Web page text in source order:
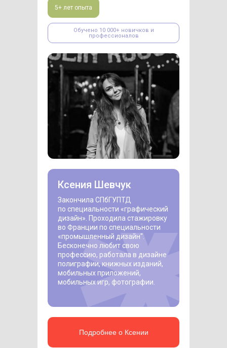
Закончила СПбГУПТД
по специальности «‎графический
дизайн»‎. Проходила стажировку
во Франции по специальности
«‎промышленный дизайн"‎.
Бесконечно любит свою
профессию, работала в дизайне
полиграфии, книжных изданий,
мобильных приложений,
мобильных игр, фотографии.
Ксения Шевчук
Обучено 10 000+ новичков и
профессионалов
5+ лет опыта
Подробнее о Ксении